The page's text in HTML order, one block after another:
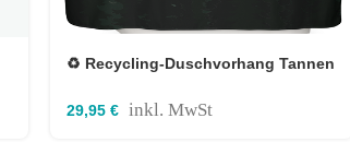
♻️ Recycling-Duschvorhang Tannen
29,95 € inkl. MwSt